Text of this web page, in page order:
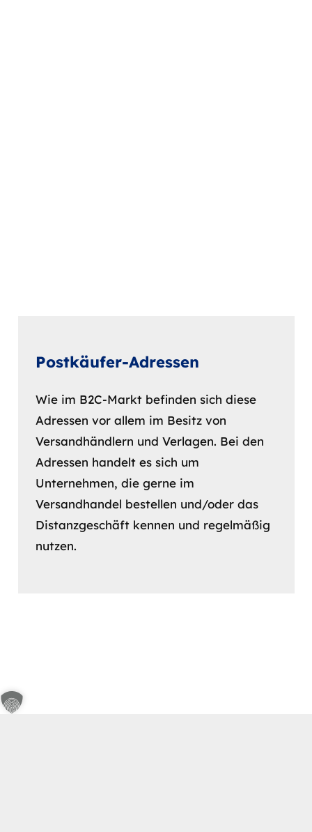
Postkäufer-Adressen
Wie im B2C-Markt befinden sich diese
Adressen vor allem im Besitz von
Versandhändlern und Verlagen. Bei den
Adressen handelt es sich um
Unternehmen, die gerne im
Versandhandel bestellen und/oder das
Distanzgeschäft kennen und regelmäßig
nutzen.